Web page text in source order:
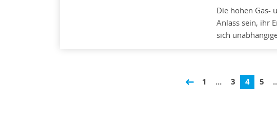
Die hohen Gas-
Anlass sein, ihr
sich
1 ... 3 4 5